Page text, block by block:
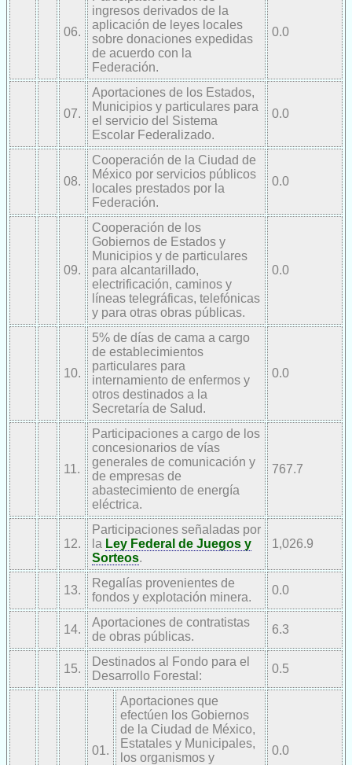
06.
ingresos derivados de la
aplicación de leyes locales
sobre donaciones expedidas
de acuerdo con la
Federación.
0.0
07.
Aportaciones de los Estados,
Municipios y particulares para
el servicio del Sistema
Escolar Federalizado.
0.0
08.
Cooperación de la Ciudad de
México por servicios públicos
locales prestados por la
Federación.
0.0
09.
Cooperación de los
Gobiernos de Estados y
Municipios y de particulares
para alcantarillado,
electrificación, caminos y
líneas telegráficas, telefónicas
y para otras obras públicas.
0.0
10.
5% de días de cama a cargo
de establecimientos
particulares para
internamiento de enfermos y
otros destinados a la
Secretaría de Salud.
0.0
11.
Participaciones a cargo de los
concesionarios de vías
generales de comunicación y
de empresas de
abastecimiento de energía
eléctrica.
767.7
12.
Participaciones señaladas por
la Ley Federal de Juegos y
Sorteos.
1,026.9
13.
Regalías provenientes de
fondos y explotación minera.
0.0
14.
Aportaciones de contratistas
de obras públicas.
6.3
15.
Destinados al Fondo para el
Desarrollo Forestal:
0.5
01.
Aportaciones que
efectúen los Gobiernos
de la Ciudad de México,
Estatales y Municipales,
los organismos y
0.0